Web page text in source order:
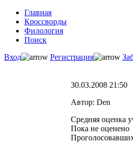
Главная
Кроссворды
Филология
Поиск
Вход
Регистрация
30.03.2008
Автор: Den
Средняя оценка
Пока не оценено